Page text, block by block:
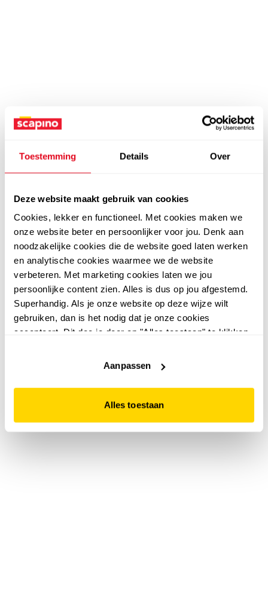
Toestemming Details Over
Deze website maakt gebruik van cookies
Cookies, lekker en functioneel. Met cookies maken we
onze website beter en persoonlijker voor jou. Denk aan
noodzakelijke cookies die de website goed laten werken
en analytische cookies waarmee we de website
verbeteren. Met marketing cookies laten we jou
persoonlijke content zien. Alles is dus op jou afgestemd.
Superhandig. Als je onze website op deze wijze wilt
gebruiken, dan is het nodig dat je onze cookies
accepteert. Dit doe je door op "Alles toestaan" te klikken.
website niet optimaal functioneert.
Aanpassen
Alles toestaan